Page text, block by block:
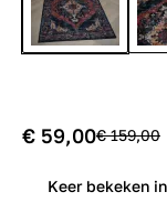
€ 59,00€ 159,00
Keer bekeken